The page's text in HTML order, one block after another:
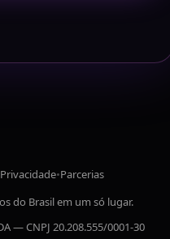
•Parcerias
do Brasil em um só lugar.
— CNPJ 20.208.555/0001-30